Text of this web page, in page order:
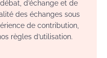
d’échange et de
des échanges sous
de contribution,
règles d’utilisation.